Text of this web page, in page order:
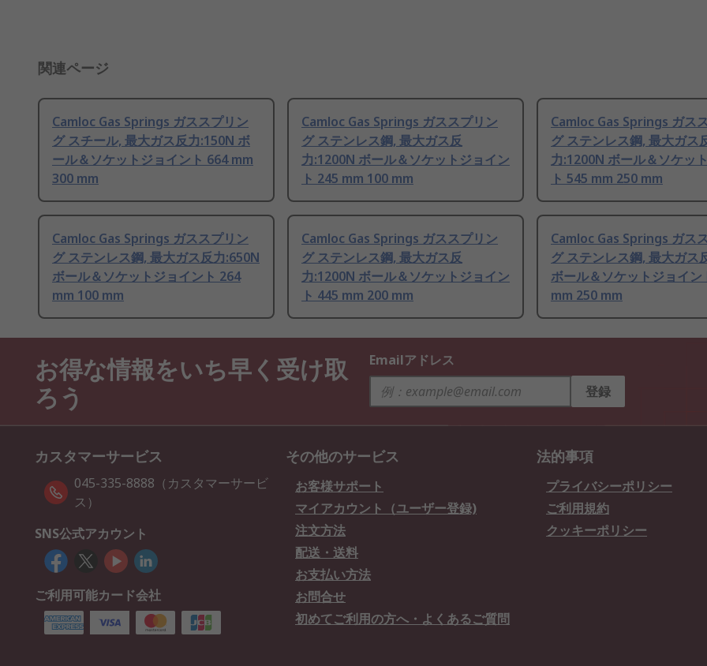
関連ページ
Camloc Gas Springs ガススプリン
グ スチール, 最大ガス反力:150N ボ
ール＆ソケットジョイント 664 mm
300 mm
Camloc Gas Springs ガススプリン
グ ステンレス鋼, 最大ガス反
力:1200N ボール＆ソケットジョイン
ト 245 mm 100 mm
Camloc Gas Springs ガス
グ ステンレス鋼, 最大ガス
力:1200N ボール＆ソケッ
ト 545 mm 250 mm
Camloc Gas Springs ガススプリン
グ ステンレス鋼, 最大ガス反力:650N
ボール＆ソケットジョイント 264
mm 100 mm
Camloc Gas Springs ガススプリン
グ ステンレス鋼, 最大ガス反
力:1200N ボール＆ソケットジョイン
ト 445 mm 200 mm
Camloc Gas Springs ガス
グ ステンレス鋼, 最大ガス
ボール＆ソケットジョイン
mm 250 mm
お得な情報をいち早く受け取
ろう
Emailアドレス
登録
カスタマーサービス
045-335-8888（カスタマーサービ
ス）
SNS公式アカウント
ご利用可能カード会社
その他のサービス
お客様サポート
マイアカウント（ユーザー登録)
注文方法
配送・送料
お支払い方法
お問合せ
初めてご利用の方へ・よくあるご質問
法的事項
プライバシーポリシー
ご利用規約
クッキーポリシー